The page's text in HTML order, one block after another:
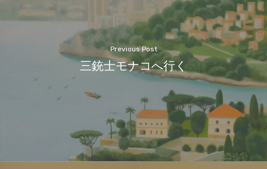
Previous Post
三銃士モナコへ行く